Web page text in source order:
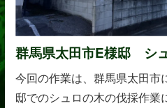
群馬県太田市E様邸 シ
作業
今回の作業は、群馬県太田市
邸でのシュロの木の伐採作業